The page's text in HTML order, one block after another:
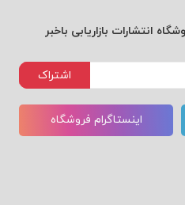
انتشارات بازاریابی باخبر
اشتراک
اینستاگرام فروشگاه